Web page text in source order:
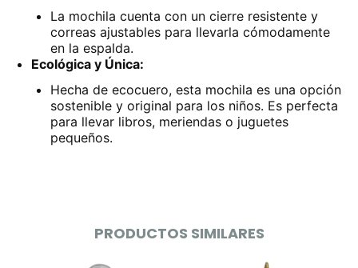
La mochila cuenta con un cierre resistente y
correas ajustables para llevarla cómodamente
en la espalda.
Ecológica y Única:
Hecha de ecocuero, esta mochila es una opción
sostenible y original para los niños. Es perfecta
para llevar libros, meriendas o juguetes
pequeños.
PRODUCTOS SIMILARES